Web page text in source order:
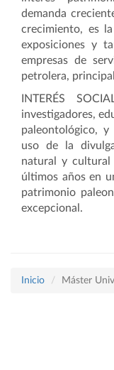
demanda
crecimiento, es
exposiciones y
empresas de
petrolera,
INTERÉS
investigadores,
paleontológico, y
uso de la
natural y
últimos años en
patrimonio
excepcional.
Inicio Máster